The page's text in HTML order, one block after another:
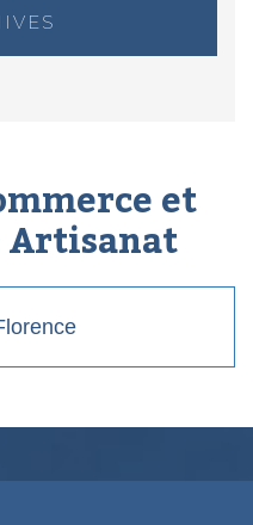
et
Artisanat